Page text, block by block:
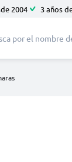
2004 3 años